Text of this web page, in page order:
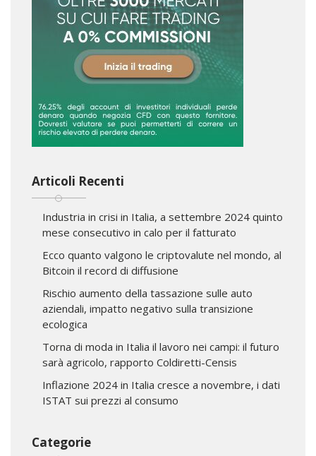
Articoli Recenti
Industria in crisi in Italia, a settembre 2024 quinto
mese consecutivo in calo per il fatturato
Ecco quanto valgono le criptovalute nel mondo, al
Bitcoin il record di diffusione
Rischio aumento della tassazione sulle auto
aziendali, impatto negativo sulla transizione
ecologica
Torna di moda in Italia il lavoro nei campi: il futuro
sarà agricolo, rapporto Coldiretti-Censis
Inflazione 2024 in Italia cresce a novembre, i dati
ISTAT sui prezzi al consumo
Categorie